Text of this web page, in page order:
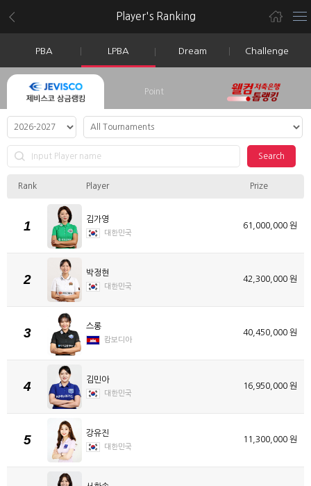
Player's Ranking
PBA LPBA Dream Challenge
Point
Search
Rank Player Prize
1 김가영
대한민국
61,000,000 원
2 박정현
대한민국
42,300,000 원
3 스롱
캄보디아
40,450,000 원
4 김민아
대한민국
16,950,000 원
5 강유진
대한민국
11,300,000 원